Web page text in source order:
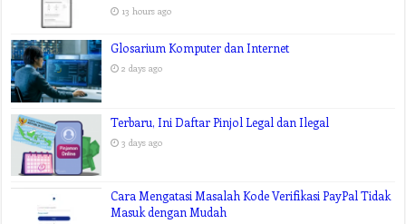
13 hours ago
Glosarium Komputer dan Internet
2 days ago
Terbaru, Ini Daftar Pinjol Legal dan Ilegal
3 days ago
Cara Mengatasi Masalah Kode Verifikasi PayPal Tidak
Masuk dengan Mudah